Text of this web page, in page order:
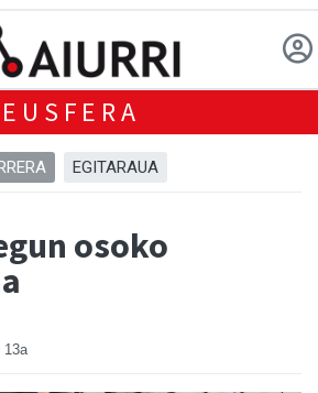
EUSFERA
EGITARAUA
osoko
13a